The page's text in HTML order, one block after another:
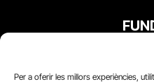
Per a oferir les millors experiències,